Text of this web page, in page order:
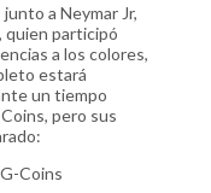
a Neymar Jr,
quien participó
a los colores,
estará
un tiempo
pero sus
Coins